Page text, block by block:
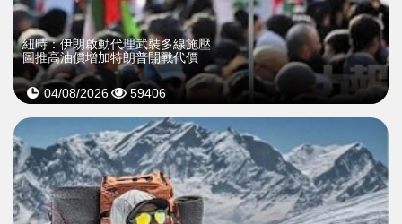
紐時：伊朗啟動代理武裝多線施壓
圖推高油價增加特朗普開戰代價
04/08/2026 59406